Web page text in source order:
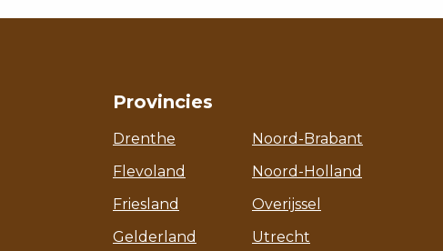
Provincies
Drenthe
Flevoland
Friesland
Gelderland
Noord-Brabant
Noord-Holland
Overijssel
Utrecht